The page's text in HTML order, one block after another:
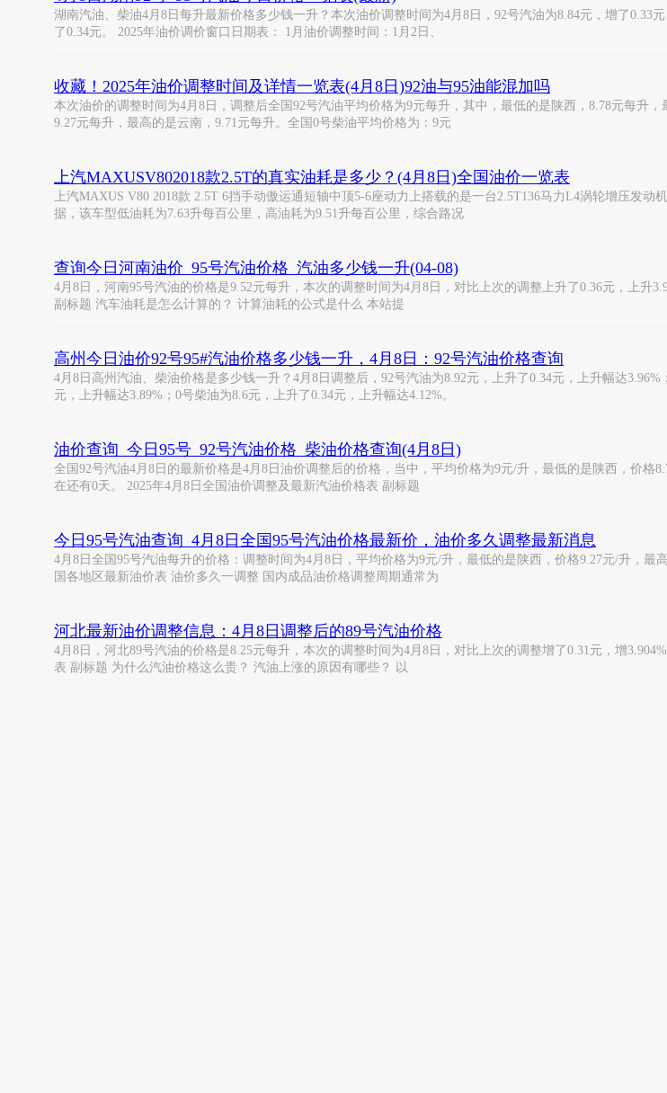
湖南汽油、柴油4月8日每升最新价格多少钱一升？本次油价调整时间为4月8日，92号汽油为8.84元，增了0.33
了0.34元。 2025年油价调价窗口日期表： 1月油价调整时间：1月2日、
收藏！2025年油价调整时间及详情一览表(4月8日)92油与95油能混加吗
本次油价的调整时间为4月8日，调整后全国92号汽油平均价格为9元每升，其中，最低的是陕西，8.78元每升
9.27元每升，最高的是云南，9.71元每升。全国0号柴油平均价格为：9元
上汽MAXUSV802018款2.5T的真实油耗是多少？(4月8日)全国油价一览表
上汽MAXUS V80 2018款 2.5T 6挡手动傲运通短轴中顶5-6座动力上搭载的是一台2.5T136马力L4涡轮增压发
据，该车型低油耗为7.63升每百公里，高油耗为9.51升每百公里，综合路况
查询今日河南油价_95号汽油价格_汽油多少钱一升(04-08)
4月8日，河南95号汽油的价格是9.52元每升，本次的调整时间为4月8日，对比上次的调整上升了0.36元，上升
副标题 汽车油耗是怎么计算的？ 计算油耗的公式是什么 本站提
高州今日油价92号95#汽油价格多少钱一升，4月8日：92号汽油价格查询
4月8日高州汽油、柴油价格是多少钱一升？4月8日调整后，92号汽油为8.92元，上升了0.34元，上升幅达
元，上升幅达3.89%；0号柴油为8.6元，上升了0.34元，上升幅达4.12%。
油价查询_今日95号_92号汽油价格_柴油价格查询(4月8日)
全国92号汽油4月8日的最新价格是4月8日油价调整后的价格，当中，平均价格为9元/升，最低的是陕西，价
在还有0天。 2025年4月8日全国油价调整及最新汽油价格表 副标题
今日95号汽油查询_4月8日全国95号汽油价格最新价，油价多久调整最新消息
4月8日全国95号汽油每升的价格：调整时间为4月8日，平均价格为9元/升，最低的是陕西，价格9.27元/升，
国各地区最新油价表 油价多久一调整 国内成品油价格调整周期通常为
河北最新油价调整信息：4月8日调整后的89号汽油价格
4月8日，河北89号汽油的价格是8.25元每升，本次的调整时间为4月8日，对比上次的调整增了0.31元，增
表 副标题 为什么汽油价格这么贵？ 汽油上涨的原因有哪些？ 以